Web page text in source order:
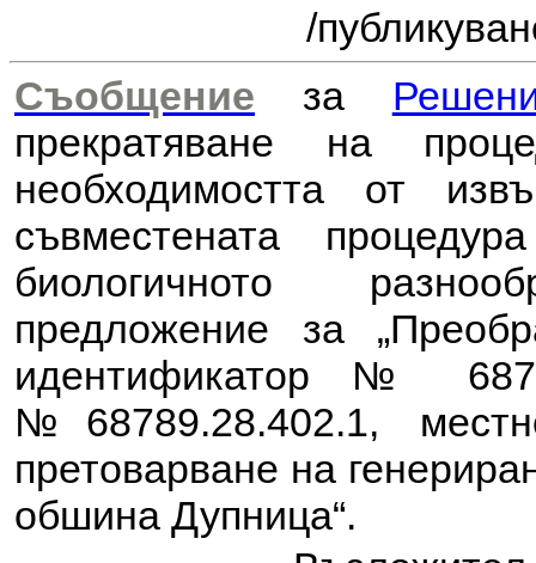
/
Съобщение за
прекратяване на
необходимостта от
съвместената
биологичното
предложение за
идентификатор №
№68789.28.402.1,
претоварване на
обшина Дупница“.